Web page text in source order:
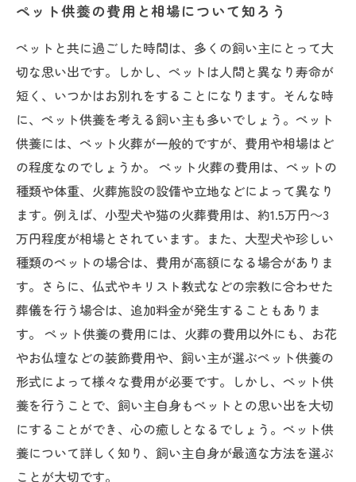
ペット供養の費用と相場について知ろう
ペットと共に過ごした時間は、多くの飼い主にとって大
切な思い出です。しかし、ペットは人間と異なり寿命が
短く、いつかはお別れをすることになります。そんな時
に、ペット供養を考える飼い主も多いでしょう。ペット
供養には、ペット火葬が一般的ですが、費用や相場はど
の程度なのでしょうか。 ペット火葬の費用は、ペットの
種類や体重、火葬施設の設備や立地などによって異なり
ます。例えば、小型犬や猫の火葬費用は、約1.5万円～3
万円程度が相場とされています。また、大型犬や珍しい
種類のペットの場合は、費用が高額になる場合がありま
す。さらに、仏式やキリスト教式などの宗教に合わせた
葬儀を行う場合は、追加料金が発生することもありま
す。 ペット供養の費用には、火葬の費用以外にも、お花
やお仏壇などの装飾費用や、飼い主が選ぶペット供養の
形式によって様々な費用が必要です。しかし、ペット供
養を行うことで、飼い主自身もペットとの思い出を大切
にすることができ、心の癒しとなるでしょう。ペット供
養について詳しく知り、飼い主自身が最適な方法を選ぶ
ことが大切です。